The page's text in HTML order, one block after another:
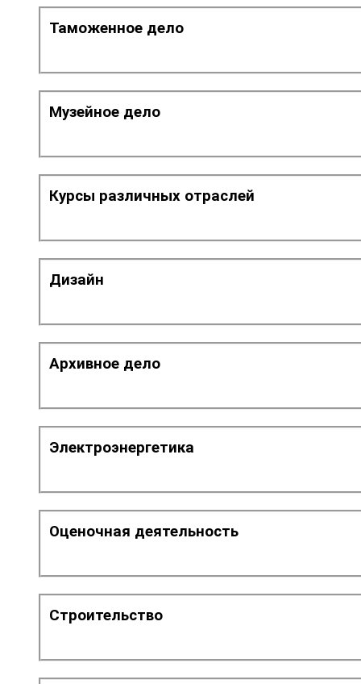
Таможенное дело
Музейное дело
Курсы различных отраслей
Дизайн
Архивное дело
Электроэнергетика
Оценочная деятельность
Строительство